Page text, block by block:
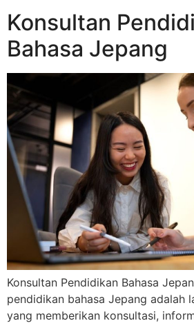
Konsultan
Bahasa Jepang
Konsultan Pendidikan Bahasa
pendidikan bahasa Jepang adalah
yang memberikan konsultasi,